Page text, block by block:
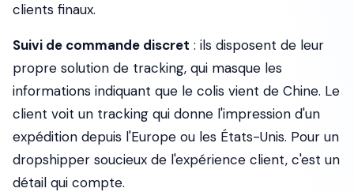
clients finaux.
Suivi de commande discret : ils disposent de leur
propre solution de tracking, qui masque les
informations indiquant que le colis vient de Chine. Le
client voit un tracking qui donne l'impression d'un
expédition depuis l'Europe ou les États-Unis. Pour un
dropshipper soucieux de l'expérience client, c'est un
détail qui compte.